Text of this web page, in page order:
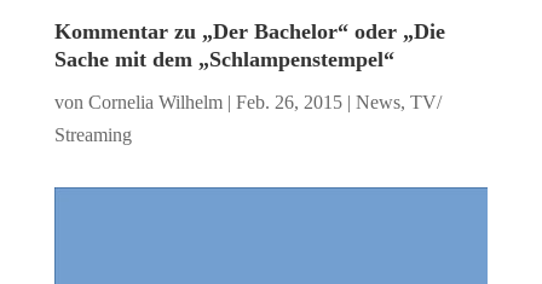
Kommentar zu „Der Bachelor“ oder „Die
Sache mit dem „Schlampenstempel“
von Cornelia Wilhelm| Feb. 26, 2015| News, TV/
Streaming